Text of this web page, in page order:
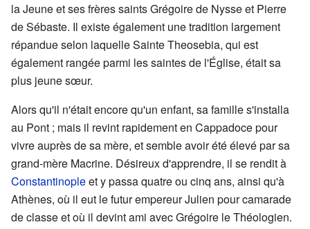
la Jeune et ses frères saints Grégoire de Nysse et Pierre
de Sébaste. Il existe également une tradition largement
répandue selon laquelle Sainte Theosebia, qui est
également rangée parmi les saintes de l'Église, était sa
plus jeune sœur.
Alors qu'il n'était encore qu'un enfant, sa famille s'installa
au Pont ; mais il revint rapidement en Cappadoce pour
vivre auprès de sa mère, et semble avoir été élevé par sa
grand-mère Macrine. Désireux d'apprendre, il se rendit à
Constantinopleet y passa quatre ou cinq ans, ainsi qu'à
Athènes, où il eut le futur empereur Julien pour camarade
de classe et où il devint ami avec Grégoire le Théologien.